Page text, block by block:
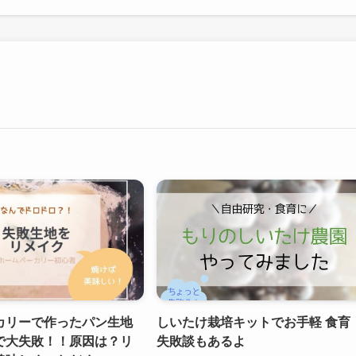
リーで作ったパン生地
大失敗！！原因は？リ
しいたけ栽培キットでお手軽 食育
失敗談もあるよ